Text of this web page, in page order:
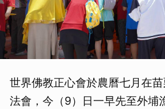
世界佛教正心會於農曆七月在
法會，今（9）日一早先至外埔